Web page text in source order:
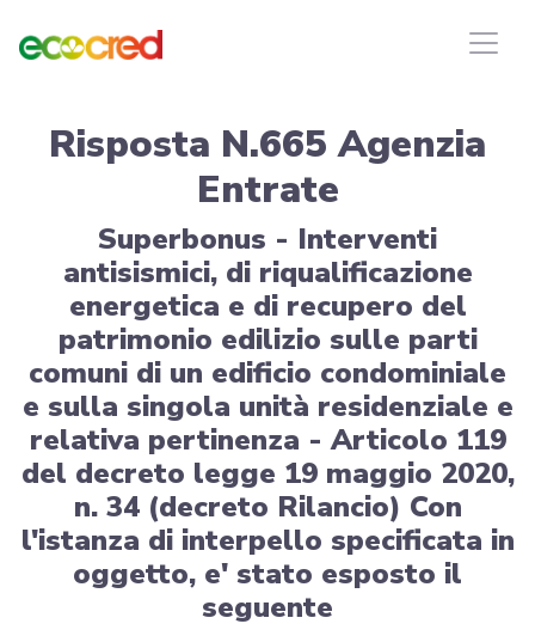
Risposta N.665 Agenzia
Entrate
Superbonus - Interventi
antisismici, di riqualificazione
energetica e di recupero del
patrimonio edilizio sulle parti
comuni di un edificio condominiale
e sulla singola unità residenziale e
relativa pertinenza - Articolo 119
del decreto legge 19 maggio 2020,
n. 34 (decreto Rilancio) Con
l'istanza di interpello specificata in
oggetto, e' stato esposto il
seguente